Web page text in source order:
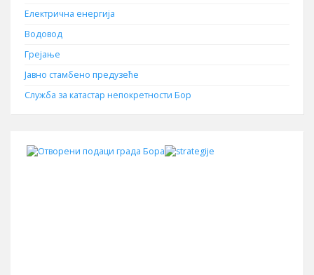
Електрична енергија
Водовод
Грејање
Јавно стамбено предузеће
Служба за катастар непокретности Бор